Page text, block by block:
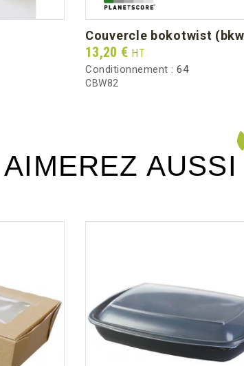
couvercle bokotwist
Prix
13,20 € HT
Conditionnement : 64
CBW82
AUSSI